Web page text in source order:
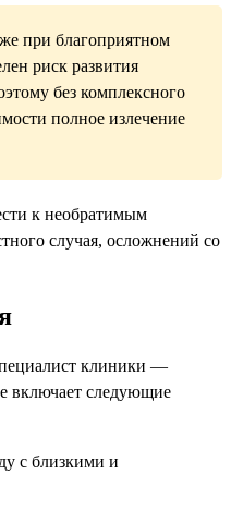
при благоприятном
риск развития
без комплексного
полное излечение
к необратимым
случая, осложнений со
клиники —
включает следующие
с близкими и